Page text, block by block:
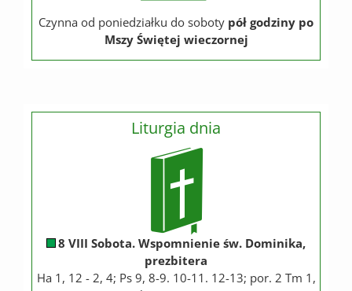
Czynna od poniedziałku do soboty pół godziny po
Mszy Świętej wieczornej
Liturgia dnia
8 VIII Sobota. Wspomnienie św. Dominika,
prezbitera
Ha 1, 12 - 2, 4; Ps 9, 8-9. 10-11. 12-13; por. 2 Tm 1,